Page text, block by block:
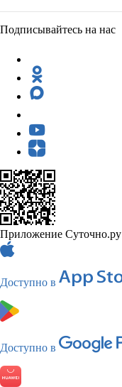
Подписывайтесь на нас
Приложение Суточно.ру
Доступно в
Доступно в